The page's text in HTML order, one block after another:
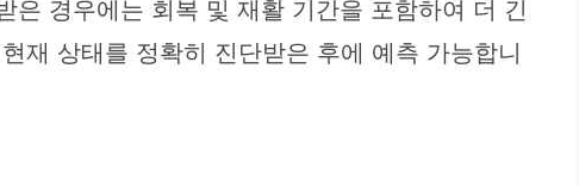
경우에는 회복 및 재활 기간을 포함하여 더 긴
재 상태를 정확히 진단받은 후에 예측 가능합니